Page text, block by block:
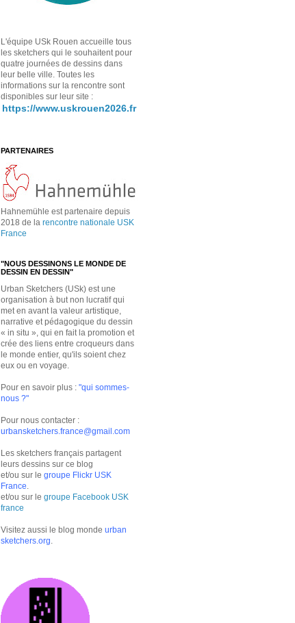
L'équipe USk Rouen accueille tous
les sketchers qui le souhaitent pour
quatre journées de dessins dans
leur belle ville. Toutes les
informations sur la rencontre sont
disponibles sur leur site :
https://www.uskrouen2026.fr
PARTENAIRES
Hahnemühle est partenaire depuis
2018 de la rencontre nationale USK
France
"NOUS DESSINONS LE MONDE DE
DESSIN EN DESSIN"
Urban Sketchers (USk) est une
organisation à but non lucratif qui
met en avant la valeur artistique,
narrative et pédagogique du dessin
« in situ », qui en fait la promotion et
crée des liens entre croqueurs dans
le monde entier, qu'ils soient chez
eux ou en voyage.
Pour en savoir plus : "qui sommes-
nous ?"
Pour nous contacter :
urbansketchers.france@gmail.com
Les sketchers français partagent
leurs dessins sur ce blog
et/ou sur le groupe Flickr USK
France
et/ou sur le groupe Facebook USK
france
Visitez aussi le blog monde urban
sketchers.org